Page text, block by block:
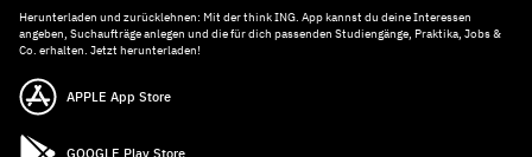
Herunterladen und zurücklehnen: Mit der think ING. App kannst du deine Interessen
angeben, Suchaufträge anlegen und die für dich passenden Studiengänge, Praktika, Jobs &
Co. erhalten. Jetzt herunterladen!
APPLE App Store
GOOGLE Play Store